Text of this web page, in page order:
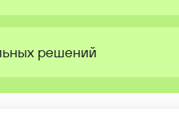
решений